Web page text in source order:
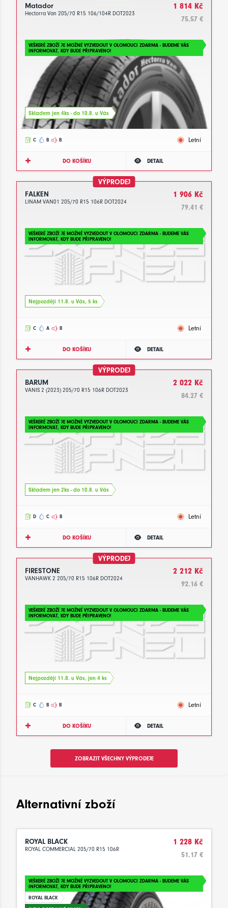
Matador
Hectorra Van 205/70 R15 106/104R DOT2023
1 814 Kč
75.57 €
VEŠKERÉ ZBOŽÍ JE MOŽNÉ VYZVEDOUT V OLOMOUCI ZDARMA - BUDEME VÁS
INFORMOVAT, KDY BUDE PŘIPRAVENO!
Skladem jen 4ks - do 10.8. u Vás
C B B Letní
DO KOŠÍKU DETAIL
VÝPRODEJ
FALKEN
LINAM VAN01 205/70 R15 106R DOT2024
1 906 Kč
79.41 €
VEŠKERÉ ZBOŽÍ JE MOŽNÉ VYZVEDOUT V OLOMOUCI ZDARMA - BUDEME VÁS
INFORMOVAT, KDY BUDE PŘIPRAVENO!
Nejpozději 11.8. u Vás, 5 ks
C A B Letní
DO KOŠÍKU DETAIL
VÝPRODEJ
BARUM
VANIS 2 (2023) 205/70 R15 106R DOT2023
2 022 Kč
84.27 €
VEŠKERÉ ZBOŽÍ JE MOŽNÉ VYZVEDOUT V OLOMOUCI ZDARMA - BUDEME VÁS
INFORMOVAT, KDY BUDE PŘIPRAVENO!
Skladem jen 2ks - do 10.8. u Vás
D C B Letní
DO KOŠÍKU DETAIL
VÝPRODEJ
FIRESTONE
VANHAWK 2 205/70 R15 106R DOT2024
2 212 Kč
92.16 €
VEŠKERÉ ZBOŽÍ JE MOŽNÉ VYZVEDOUT V OLOMOUCI ZDARMA - BUDEME VÁS
INFORMOVAT, KDY BUDE PŘIPRAVENO!
Nejpozději 11.8. u Vás, jen 4 ks
C B B Letní
DO KOŠÍKU DETAIL
ZOBRAZIT VŠECHNY VÝPRODEJE
Alternativní zboží
ROYAL BLACK
ROYAL COMMERCIAL 205/70 R15 106R
1 228 Kč
51.17 €
VEŠKERÉ ZBOŽÍ JE MOŽNÉ VYZVEDOUT V OLOMOUCI ZDARMA - BUDEME VÁS
INFORMOVAT, KDY BUDE PŘIPRAVENO!
ROYAL BLACK